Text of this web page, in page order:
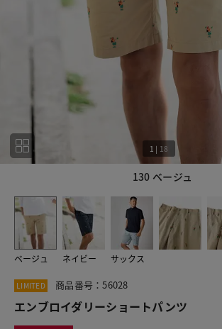
130 ベージュ
1 | 18
ベージュ ネイビー サックス
1
LIMITED 商品番号：56028
エンブロイダリーショートパンツ
この商品をシェアする
エンブロイダリーショートパンツ